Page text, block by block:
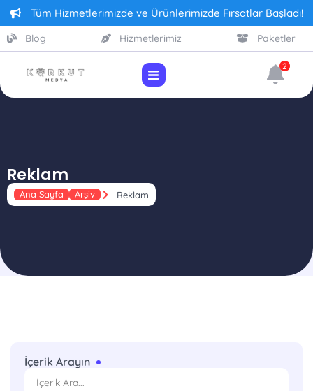
Tüm Hizmetlerimizde ve Ürünlerimizde Fırsatlar Başladı!
Blog Hizmetlerimiz Paketler
2
Reklam
Ana Sayfa Arşiv Reklam
İçerik Arayın